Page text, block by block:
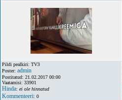
Pildi pealkiri: TV3
Poster: admin
Postitatud: 21.02.2017 00:00
Vaatamisi: 33901
Hinda: ei ole hinnatud
Kommenteeri: 0